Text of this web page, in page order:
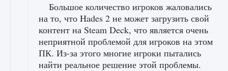
Большое количество игроков жаловались
на то, что Hades 2 не может загрузить свой
контент на Steam Deck, что является очень
неприятной проблемой для игроков на этом
ПК. Из-за этого многие игроки пытались
найти реальное решение этой проблемы.